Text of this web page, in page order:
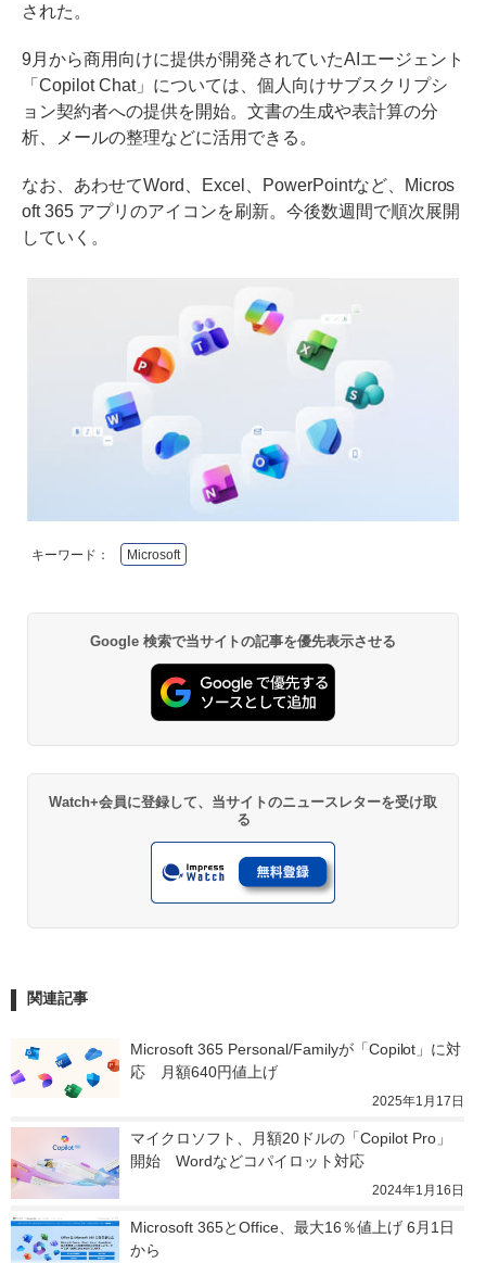
された。
9月から商用向けに提供が開発されていたAIエージェント
「Copilot Chat」については、個人向けサブスクリプシ
ョン契約者への提供を開始。文書の生成や表計算の分
析、メールの整理などに活用できる。
なお、あわせてWord、Excel、PowerPointなど、Micros
oft 365 アプリのアイコンを刷新。今後数週間で順次展開
していく。
キーワード： Microsoft
Google 検索で当サイトの記事を優先表示させる
Watch+会員に登録して、当サイトのニュースレターを受け取
る
関連記事
Microsoft 365 Personal/Familyが「Copilot」に対
応　月額640円値上げ
2025年1月17日
マイクロソフト、月額20ドルの「Copilot Pro」
開始　Wordなどコパイロット対応
2024年1月16日
Microsoft 365とOffice、最大16％値上げ 6月1日
から